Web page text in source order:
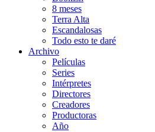
8 meses
Terra Alta
Escandalosas
Todo esto te daré
Archivo
Películas
Series
Intérpretes
Directores
Creadores
Productoras
Año